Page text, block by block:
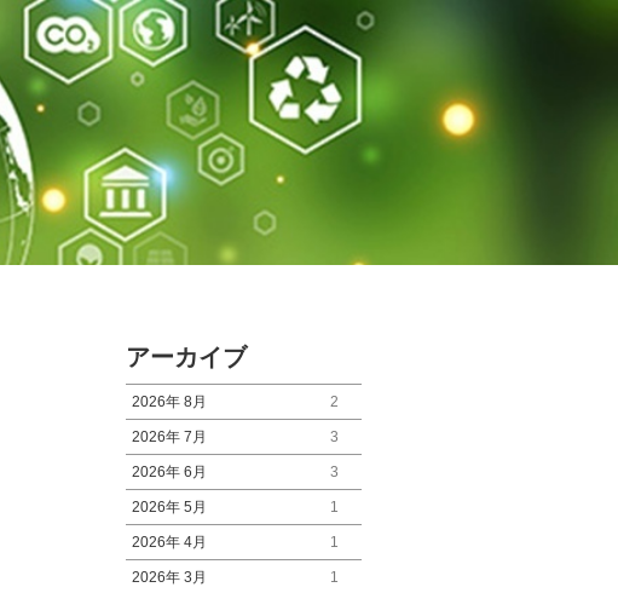
アーカイブ
2026年 8月 2
2026年 7月 3
2026年 6月 3
2026年 5月 1
2026年 4月 1
2026年 3月 1